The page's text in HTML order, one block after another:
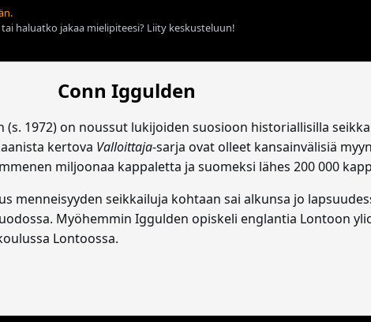
haluatko jakaa mielipiteesi? Liity keskusteluun!
Conn Iggulden
1972) on noussut lukijoiden suosioon historiallisilla
kertova Valloittaja-sarja ovat olleet kansainvälisiä
miljoonaa kappaletta ja suomeksi lähes 200 000
menneisyyden seikkailuja kohtaan sai alkunsa jo
Myöhemmin Iggulden opiskeli englantia Lontoon
Lontoossa.